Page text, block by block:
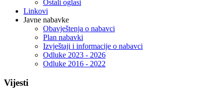
Ostali oglasi
Linkovi
Javne nabavke
Obavještenja o nabavci
Plan nabavki
Izvještaji i informacije o nabavci
Odluke 2023 - 2026
Odluke 2016 - 2022
Vijesti